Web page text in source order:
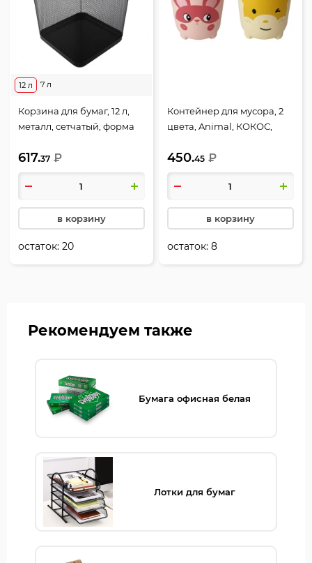
12 л 7 л
Корзина для бумаг, 12 л,
металл, сетчатый, форма
KLERK, 206888
617.37 ₽
в корзину
остаток:20
Контейнер для мусора, 2
цвета, Animal, КОКОС,
450.45 ₽
в корзину
остаток:8
Рекомендуем также
Бумага офисная белая
Лотки для бумаг